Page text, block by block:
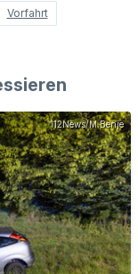
Vorfahrt
112News/M.Benje